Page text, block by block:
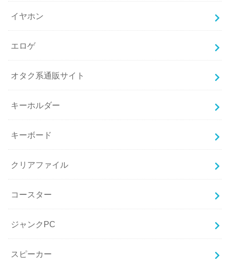
イヤホン
エロゲ
オタク系通販サイト
キーホルダー
キーボード
クリアファイル
コースター
ジャンクPC
スピーカー